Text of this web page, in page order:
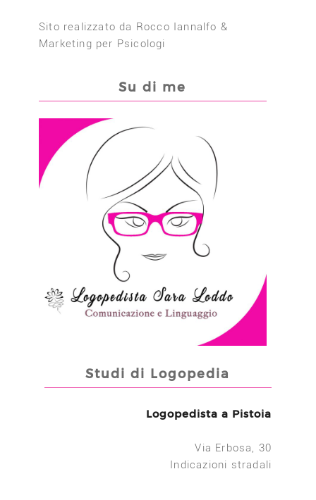
Sito realizzato da Rocco Iannalfo &
Marketing per Psicologi
Su di me
Studi di Logopedia
Logopedista a Pistoia
Via Erbosa, 30
Indicazioni stradali